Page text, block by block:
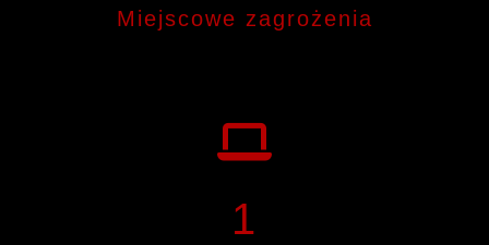
Miejscowe zagrożenia
1